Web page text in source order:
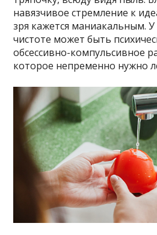
навязчивое стремление к
зря кажется маниакальным.
чистоте может быть
обсессивно-компульсивное
которое непременно нужно